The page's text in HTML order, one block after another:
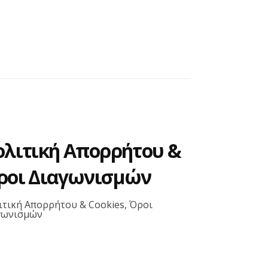
Απορρήτου &
Διαγωνισμών
Απορρήτου & Cookies, Όροι